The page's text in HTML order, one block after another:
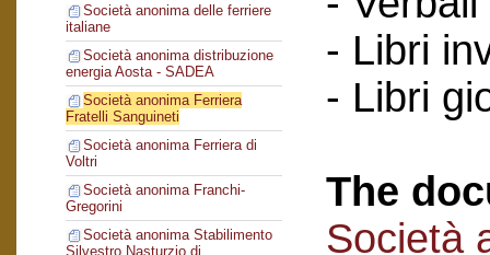
Società anonima delle ferriere
italiane
Società anonima distribuzione
energia Aosta - SADEA
Società anonima Ferriera
Fratelli Sanguineti
Società anonima Ferriera di
Voltri
Società anonima Franchi-
Gregorini
Società anonima Stabilimento
Silvestro Nasturzio di
- Libri
- Libri
The
Società